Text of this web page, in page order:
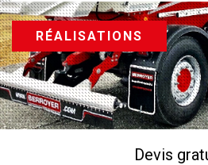
RÉALISATIONS
Devis